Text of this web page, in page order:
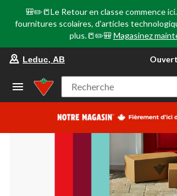
🎒✏️📒Le Retour en classe commence
fournitures scolaires, d'articles
plus.📒✏️🎒 Magasinez
votre
préféré
Leduc,
AB,
courament
Fermeture
à
22:00
cliquer
pour
changer
Leduc, AB Ouvert
Recherche